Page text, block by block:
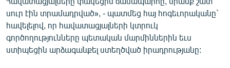
սուր էին տրամադրված», - պատմեց հայ հոգեւորականը`
հավելելով, որ հավատացյալների կտրուկ
գործողությունները պետական մարմիններին եւս
ստիպեցին արձագանքել ստեղծված իրադրությանը: